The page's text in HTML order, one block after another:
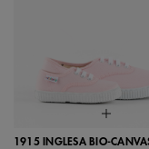
1915 INGLESA BIO-